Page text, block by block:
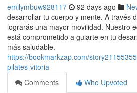
emilymbuw928117 92 days ago
desarrollar tu cuerpo y mente. A través
lograrás una mayor movilidad. Nuestro
está comprometido a guiarte en tu
más saludable.
https://bookmarkzap.com/
pilates-vitoria
Comments
Who Upvoted